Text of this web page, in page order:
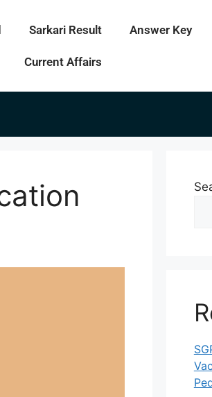
Sarkari Result Answer Key
Current Affairs